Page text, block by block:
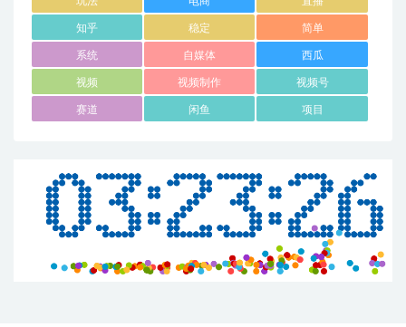
知乎 稳定 简单
系统 自媒体 西瓜
视频 视频制作 视频号
赛道 闲鱼 项目